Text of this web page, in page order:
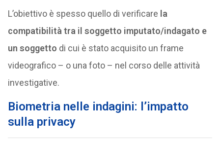
L’obiettivo è spesso quello di verificare la
compatibilità tra il soggetto imputato/indagato e
un soggetto di cui è stato acquisito un frame
videografico – o una foto – nel corso delle attività
investigative.
Biometria nelle indagini: l’impatto
sulla privacy